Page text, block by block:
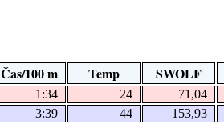
Čas/100 m Temp SWOLF
1:34 24 71,04
3:39 44 153,93